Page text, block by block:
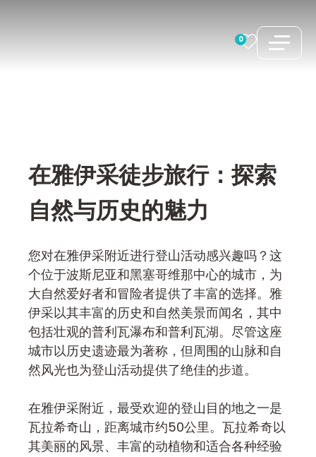
0
在雅伊采徒步旅行：探索
自然与历史的魅力
您对在雅伊采附近进行登山活动感兴趣吗？这
个位于波斯尼亚和黑塞哥维那中心的城市，为
大自然爱好者和冒险者提供了丰富的选择。雅
伊采以其丰富的历史和自然美景而闻名，其中
包括壮观的普利瓦瀑布和普利瓦湖。尽管这座
城市以历史遗迹最为著称，但周围的山脉和自
然风光也为登山活动提供了绝佳的步道。
在雅伊采附近，最受欢迎的登山目的地之一是
瓦拉希奇山，距离城市约50公里。瓦拉希奇以
其美丽的风景、丰富的动植物和适合各种经验